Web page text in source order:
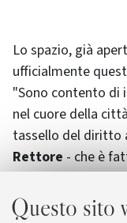
Questo sito
Lo spazio, già
ufficialmente
"Sono contento di
nel cuore della
tassello del diritto
Rettore - che è
professori migliori